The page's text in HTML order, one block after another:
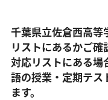
千葉県立佐倉西高等
リストにあるかご確
対応リストにある場
語の授業・定期テス
ます。